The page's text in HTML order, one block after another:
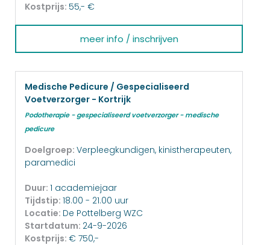
Kostprijs: 55,- €
meer info / inschrijven
Medische Pedicure / Gespecialiseerd
Voetverzorger - Kortrijk
Podotherapie - gespecialiseerd voetverzorger - medische
pedicure
Doelgroep: Verpleegkundigen, kinistherapeuten,
paramedici
Duur: 1 academiejaar
Tijdstip: 18.00 - 21.00 uur
Locatie: De Pottelberg WZC
Startdatum: 24-9-2026
Kostprijs: € 750,-